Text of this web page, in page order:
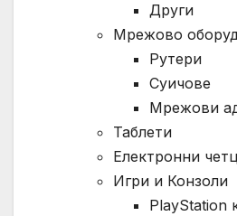
Други
Мрежово
Рутери
Суичове
Мрежови
Таблети
Електронни
Игри и Конзоли
PlayStation